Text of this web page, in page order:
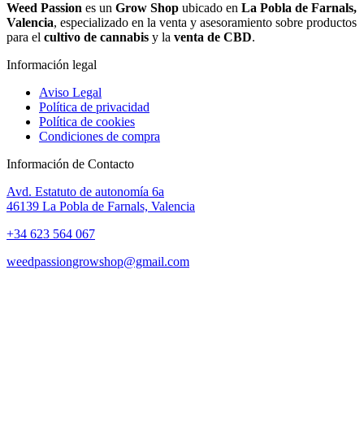
Weed Passion es un Grow Shop ubicado en La Pobla de Farnals,
Valencia, especializado en la venta y asesoramiento sobre productos
para el cultivo de cannabis y la venta de CBD.
Información legal
Aviso Legal
Política de privacidad
Política de cookies
Condiciones de compra
Información de Contacto
Avd. Estatuto de autonomía 6a
46139 La Pobla de Farnals, Valencia
+34 623 564 067
weedpassiongrowshop@gmail.com